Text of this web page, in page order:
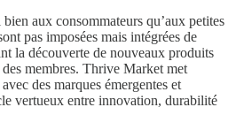
aux consommateurs qu’aux petites
pas imposées mais intégrées de
la découverte de nouveaux produits
membres. Thrive Market met
des marques émergentes et
vertueux entre innovation, durabilité